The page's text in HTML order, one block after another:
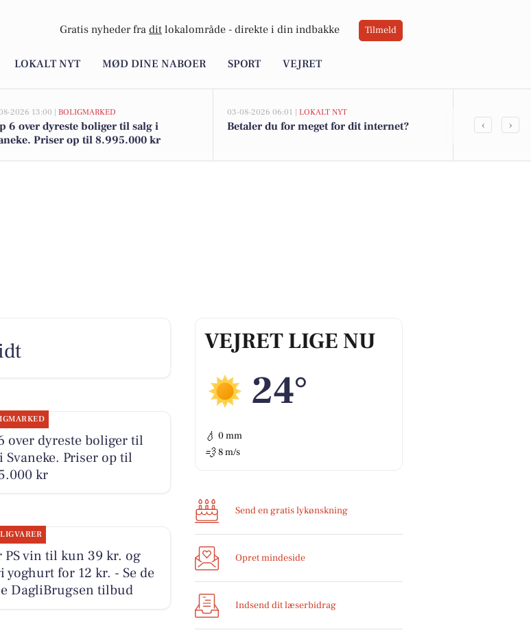
Gratis nyheder fra dit lokalområde - direkte i din indbakke Tilmeld
LOKALT NYT MØD DINE NABOER SPORT VEJRET
2026 13:00 | BOLIGMARKED
6 over dyreste boliger til salg i
Priser op til 8.995.000 kr
03-08-2026 06:01 | LOKALT NYT
Betaler du for meget for dit internet?
Spier PS
‹ ›
VEJRET LIGE NU
24°
💧 0 mm
💨 8 m/s
Send en gratis lykønskning
Opret mindeside
Indsend dit læserbidrag
over dyreste boliger til
Svaneke. Priser op til
kr
PS vin til kun 39 kr. og
yoghurt for 12 kr. - Se de
DagliBrugsen tilbud